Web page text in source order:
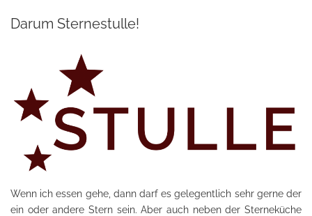
Darum Sternestulle!
Wenn ich essen gehe, dann darf es gelegentlich sehr gerne der
ein oder andere Stern sein. Aber auch neben der Sterneküche